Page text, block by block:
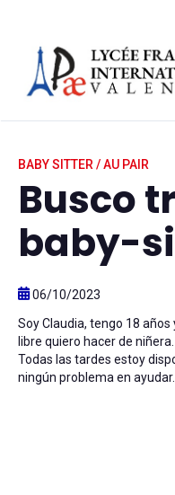
BABY SITTER / AU PAIR
Busco
baby-
06/10/2023
Soy Claudia, tengo 18
libre quiero hacer de
Todas las tardes estoy
ningún problema en ayudar.